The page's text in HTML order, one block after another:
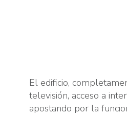
El edificio,
televisión, acceso a
apostando por la